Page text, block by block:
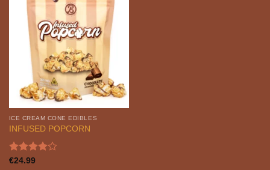
ICE CREAM CONE EDIBLES
INFUSED POPCORN
Bewertet
€24.99